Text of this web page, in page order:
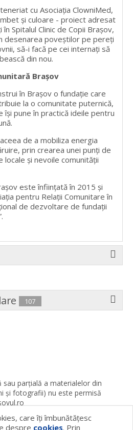
cu Asociația ClowniMed,
și culoare - proiect adresat
Spitalul Clinic de Copii Braşov,
desenarea poveştilor pe pereţi
să-i facă pe cei internați să
din nou.
Braşov
în Braşov o fundaţie care
la o comunitate puternică,
îşi pune în practică ideile pentru
de a mobiliza energia
prin crearea unei punţi de
şi nevoile comunităţii
este înfiinţată în 2015 şi
pentru Relaţii Comunitare în
de dezvoltare de fundaţii
107
sau parţială a materialelor din
şi fotografii) nu este permisă
Despre proiect
FAQ
care îţi îmbunătăţesc
despre cookies. Prin